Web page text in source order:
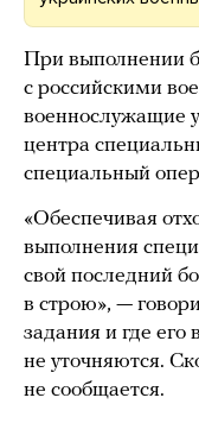
При выполнении
с российскими
военнослужащие
центра
специальный
«Обеспечивая
выполнения
свой последний
в строю», —
задания и где
не уточняются.
не сообщается.